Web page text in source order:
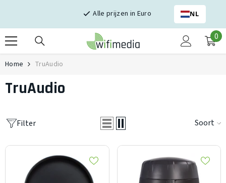
Alle prijzen in Euro NL
0
0
Home TruAudio
TruAudio
Filter Soort